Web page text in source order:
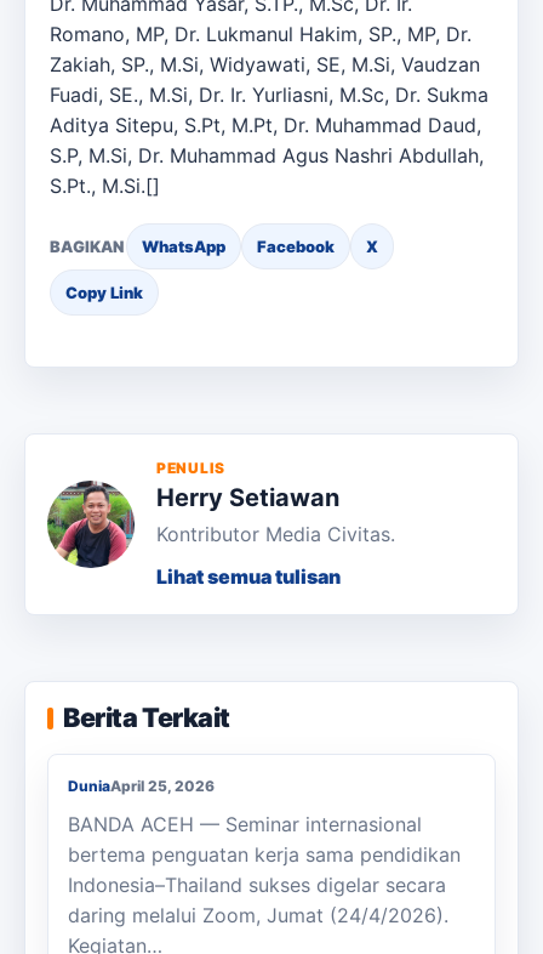
Romano, MP, Dr. Lukmanul Hakim, SP., MP, Dr.
Zakiah, SP., M.Si, Widyawati, SE, M.Si, Vaudzan
Fuadi, SE., M.Si, Dr. Ir. Yurliasni, M.Sc, Dr. Sukma
Aditya Sitepu, S.Pt, M.Pt, Dr. Muhammad Daud,
S.P, M.Si, Dr. Muhammad Agus Nashri Abdullah,
S.Pt., M.Si.[]
BAGIKAN WhatsApp Facebook X
Copy Link
PENULIS
Herry Setiawan
Kontributor Media Civitas.
Lihat semua tulisan
Berita Terkait
Dr. Chenny Ungkap 7 Program Utama
Kolaborasi USK dengan Kampus Thailand
DuniaApril 25, 2026
BANDA ACEH — Seminar internasional
bertema penguatan kerja sama pendidikan
Indonesia–Thailand sukses digelar secara
daring melalui Zoom, Jumat (24/4/2026).
Kegiatan…